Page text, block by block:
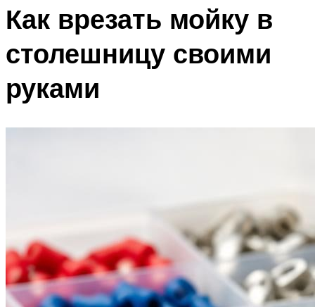
Как врезать мойку в
столешницу своими
руками